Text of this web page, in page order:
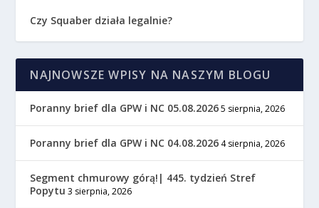
Czy Squaber działa legalnie?
NAJNOWSZE WPISY NA NASZYM BLOGU
Poranny brief dla GPW i NC 05.08.2026 5 sierpnia, 2026
Poranny brief dla GPW i NC 04.08.2026 4 sierpnia, 2026
Segment chmurowy górą!| 445. tydzień Stref
Popytu 3 sierpnia, 2026